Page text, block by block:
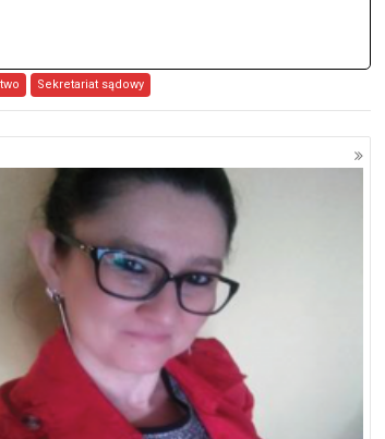
Sekretariat sądowy